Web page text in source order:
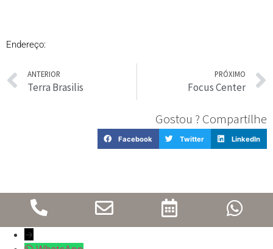
Endereço:
ANTERIOR
Terra Brasilis
PRÓXIMO
Focus Center
Gostou ? Compartilhe
Facebook Twitter LinkedIn
→